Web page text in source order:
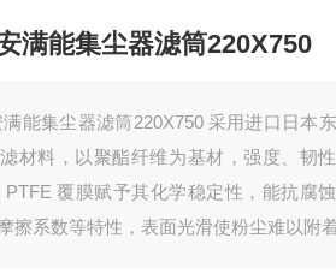
满能集尘器滤筒220X750
能集尘器滤筒220X750 采用进口日本
材料，以聚酯纤维为基材，强度、韧
PTFE 覆膜赋予其化学稳定性，能抗腐
擦系数等特性，表面光滑使粉尘难以附着